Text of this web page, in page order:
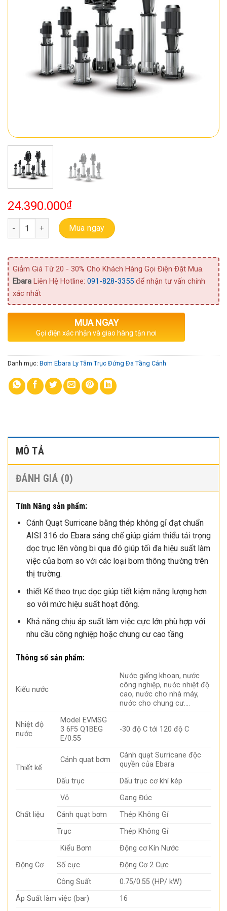
24.390.000₫
Bơm Đa Tầng Cánh Trục Đứng Ebara EVMSG 3 6F5 Q1BEG E/0.55
Mua ngay
Giảm Giá Từ 20 - 30% Cho Khách Hàng Gọi Điện Đặt Mua.
Ebara Liên Hệ Hotline: 091-828-3355 để nhận tư vấn chính
xác nhất
MUA NGAY
Gọi điện xác nhận và giao hàng tận nơi
Danh mục: Bơm Ebara Ly Tâm Trục Đứng Đa Tầng Cánh
MÔ TẢ
ĐÁNH GIÁ (0)
Tính Năng sản phẩm:
Cánh Quạt Surricane bằng thép không gỉ đạt chuẩn
AISI 316 do Ebara sáng chế giúp giảm thiểu tải trọng
dọc trục lên vòng bi qua đó giúp tối đa hiệu suất làm
việc của bơm so với các loại bơm thông thường trên
thị trường.
thiết Kế theo trục dọc giúp tiết kiệm năng lượng hơn
so với mức hiệu suất hoạt động.
Khả năng chịu áp suất làm việc cực lớn phù hợp với
nhu cầu công nghiệp hoặc chung cư cao tầng
Thông số sản phẩm:
Kiểu nước
Nước giếng khoan, nước
công nghiệp, nước nhiệt độ
cao, nước cho nhà máy,
nước cho chung cư….
Nhiệt độ
nước
Model EVMSG
3 6F5 Q1BEG
E/0.55
-30 độ C tới 120 độ C
Thiết kế
Cánh quạt bơm
Cánh quạt Surricane độc
quyền của Ebara
Dấu trục
Dấu trục cơ khí kép
Chất liệu
Vỏ
Gang Đúc
Cánh quạt bơm
Thép Không Gỉ
Trục
Thép Không Gỉ
Động Cơ
Kiểu Bơm
Động cơ Kín Nước
Số cực
Động Cơ 2 Cực
Công Suất
0.75/0.55 (HP/ kW)
Áp Suất làm việc (bar)
16